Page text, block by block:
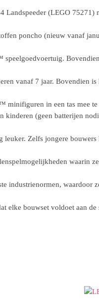
Landspeeder (LEGO 75271)
poncho (nieuw vanaf
speelgoedvoertuig.
vanaf 7 jaar. Bovendien is
minifiguren in een tas mee
(geen batterijen
Zelfs jongere
waarin
industrienormen, waardoor
elke bouwset voldoet aan